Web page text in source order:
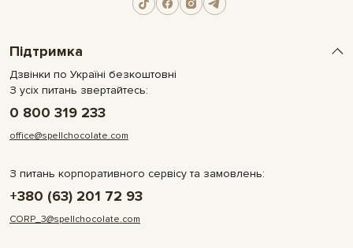
Підтримка
Дзвінки по Україні безкоштовні
З усіх питань звертайтесь:
0 800 319 233
office@spellchocolate.com
З питань корпоративного сервісу та замовлень:
+380 (63) 201 72 93
CORP_3@spellchocolate.com